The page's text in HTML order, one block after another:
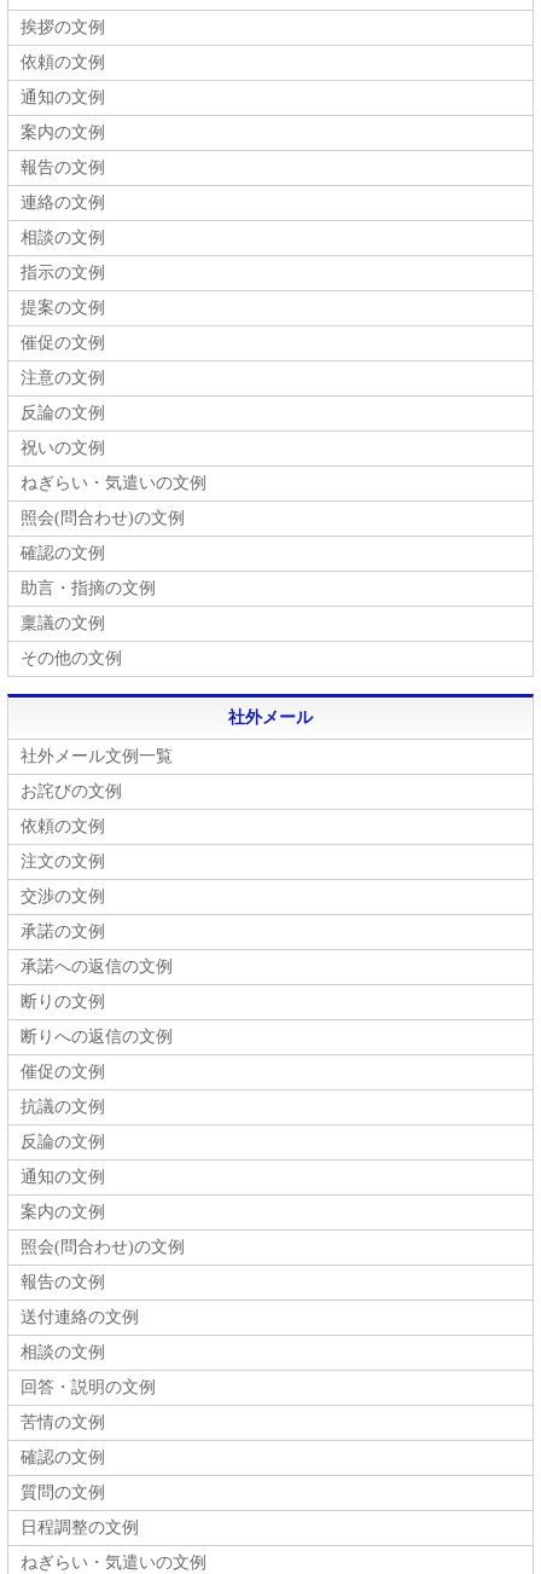
挨拶の文例
依頼の文例
通知の文例
案内の文例
報告の文例
連絡の文例
相談の文例
指示の文例
提案の文例
催促の文例
注意の文例
反論の文例
祝いの文例
ねぎらい・気遣いの文例
照会(問合わせ)の文例
確認の文例
助言・指摘の文例
稟議の文例
その他の文例
社外メール
社外メール文例一覧
お詫びの文例
依頼の文例
注文の文例
交渉の文例
承諾の文例
承諾への返信の文例
断りの文例
断りへの返信の文例
催促の文例
抗議の文例
反論の文例
通知の文例
案内の文例
照会(問合わせ)の文例
報告の文例
送付連絡の文例
相談の文例
回答・説明の文例
苦情の文例
確認の文例
質問の文例
日程調整の文例
ねぎらい・気遣いの文例